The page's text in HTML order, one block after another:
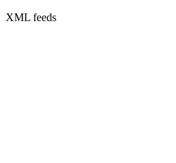
XML feeds